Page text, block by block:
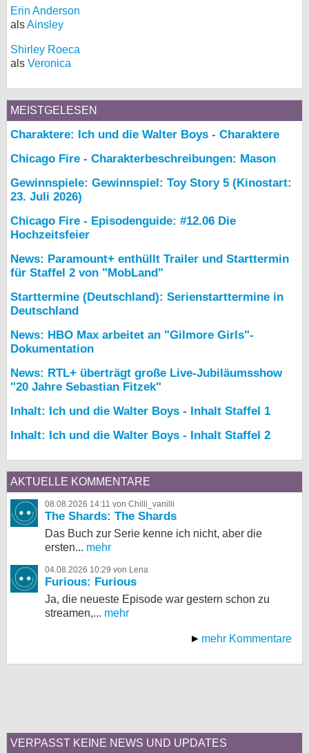
Erin Anderson
alsAinsley
Shirley Roeca
als Veronica
MEISTGELESEN
Charaktere: Ich und die Walter Boys - Charaktere
Chicago Fire - Charakterbeschreibungen: Mason
Gewinnspiele: Gewinnspiel: Toy Story 5 (Kinostart:
23. Juli 2026)
Chicago Fire - Episodenguide: #12.06 Die
Hochzeitsfeier
News: Paramount+ enthüllt Trailer und Starttermin
für Staffel 2 von "MobLand"
Starttermine (Deutschland): Serienstarttermine in
Deutschland
News: HBO Max arbeitet an "Gilmore Girls"-
Dokumentation
News: RTL+ überträgt große Live-Jubiläumsshow
"20 Jahre Sebastian Fitzek"
Inhalt: Ich und die Walter Boys - Inhalt Staffel 1
Inhalt: Ich und die Walter Boys - Inhalt Staffel 2
AKTUELLE KOMMENTARE
08.08.2026 14:11 von Chilli_vanilli
The Shards: The Shards
Das Buch zur Serie kenne ich nicht, aber die
ersten... mehr
04.08.2026 10:29 von Lena
Furious: Furious
Ja, die neueste Episode war gestern schon zu
streamen,... mehr
mehr Kommentare
VERPASST KEINE NEWS UND UPDATES